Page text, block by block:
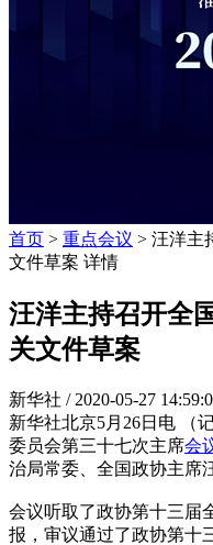
首页 > 重点会议 > 汪洋主
文件草案 详情
汪洋主持召开全
关文件草案
新华社 / 2020-05-27
新华社北京5月26日电 （
委员会第三十七次主席会
治局常委、全国政协主席
会议听取了政协第十三届
报，审议通过了政协第十